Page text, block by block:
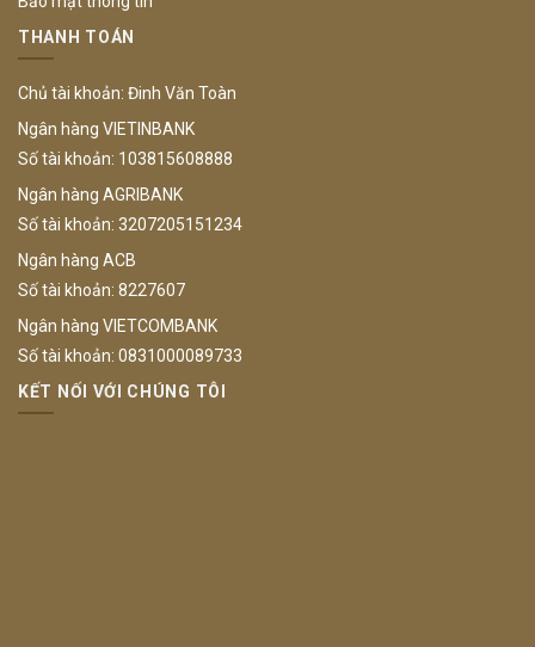
THANH TOÁN
Chủ tài khoản: Đinh Văn Toàn
Ngân hàng VIETINBANK
Số tài khoản: 103815608888
Ngân hàng AGRIBANK
Số tài khoản: 3207205151234
Ngân hàng ACB
Số tài khoản: 8227607
Ngân hàng VIETCOMBANK
Số tài khoản: 0831000089733
KẾT NỐI VỚI CHÚNG TÔI